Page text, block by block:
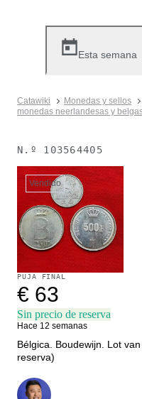
Esta semana
Catawiki Monedas y sellos
monedas neerlandesas y
N.º 103564405
Vendido
PUJA FINAL
€ 63
Sin precio de reserva
Hace 12 semanas
Bélgica. Boudewijn. Lot van 3
reserva)